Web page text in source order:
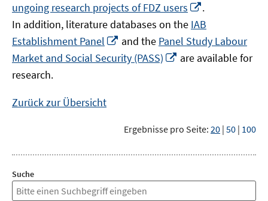
ungoing research projects of FDZ users
neuem
Fenster
öffnen
.
In addition, literature databases on the IAB
Establishment Panel
In
neuem
Fenster
and the Panel Study Labour
Market and Social Security (PASS)
In
are available for
research.
Zurück zur Übersicht
Ergebnisse pro Seite: 20 | 50 | 100
Suche